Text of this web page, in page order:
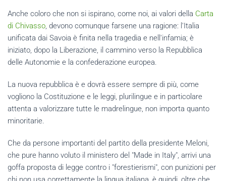
Anche coloro che non si ispirano, come noi, ai valori della Carta
di Chivasso, devono comunque farsene una ragione: l'Italia
unificata dai Savoia è finita nella tragedia e nell'infamia; è
iniziato, dopo la Liberazione, il cammino verso la Repubblica
delle Autonomie e la confederazione europea.
La nuova repubblica è e dovrà essere sempre di più, come
vogliono la Costituzione e le leggi, plurilingue e in particolare
attenta a valorizzare tutte le madrelingue, non importa quanto
minoritarie.
Che da persone importanti del partito della presidente Meloni,
che pure hanno voluto il ministero del "Made in Italy", arrivi una
goffa proposta di legge contro i "forestierismi", con punizioni per